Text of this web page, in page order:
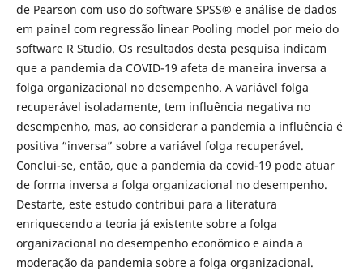
de Pearson com uso do software SPSS® e análise de dados
em painel com regressão linear Pooling model por meio do
software R Studio. Os resultados desta pesquisa indicam
que a pandemia da COVID-19 afeta de maneira inversa a
folga organizacional no desempenho. A variável folga
recuperável isoladamente, tem influência negativa no
desempenho, mas, ao considerar a pandemia a influência é
positiva “inversa” sobre a variável folga recuperável.
Conclui-se, então, que a pandemia da covid-19 pode atuar
de forma inversa a folga organizacional no desempenho.
Destarte, este estudo contribui para a literatura
enriquecendo a teoria já existente sobre a folga
organizacional no desempenho econômico e ainda a
moderação da pandemia sobre a folga organizacional.